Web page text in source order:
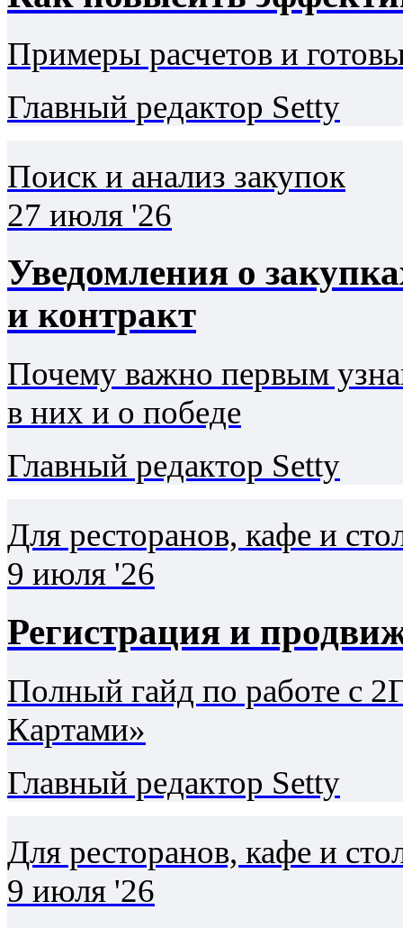
Примеры расчетов и
Главный редактор Setty
Поиск и анализ закупок
27 июля '26
Уведомления о
и контракт
Почему важно первым
в них и о победе
Главный редактор Setty
Для ресторанов, кафе и
9 июля '26
Регистрация и
Полный гайд по работе с
Картами»
Главный редактор Setty
Для ресторанов, кафе и
9 июля '26